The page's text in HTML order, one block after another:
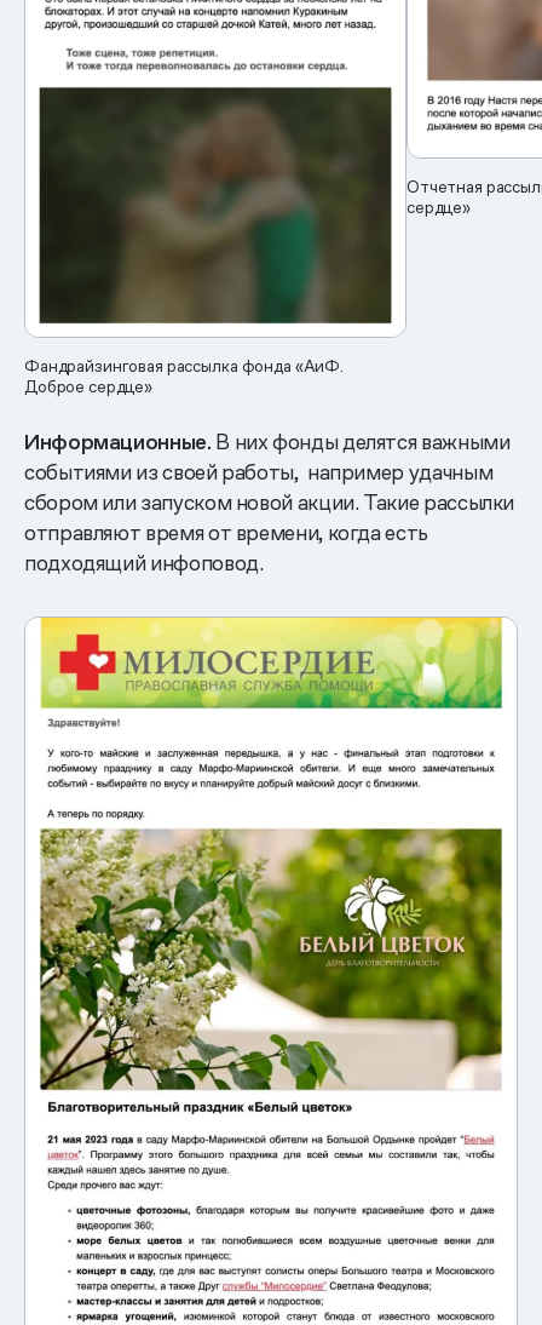
Фандрайзинговая рассылка фонда «АиФ.
Доброе сердце»
Отчетная
сердце»
Информационные. В них фонды делятся важными
событиями из своей работы, например удачным
сбором или запуском новой акции. Такие рассылки
отправляют время от времени, когда есть
подходящий инфоповод.